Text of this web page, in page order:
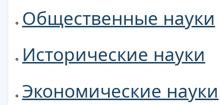
Общественные науки
Исторические науки
Экономические науки